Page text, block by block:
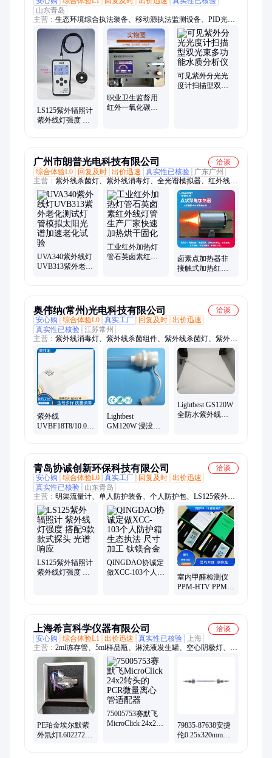
山东青岛
主营： 生态环境综合执法装备、移动源执法监测设备、PID光离
子检测仪、LS125紫外辐照计、单人防护装备、实验室分析仪
器、氢火焰离子化检测仪、个人防护包、便携式恶臭检测仪、手
持式林格曼黑度仪、移动执法箱、便携式粉尘检测仪、红外热成
像仪、管线探测仪定位仪、个人剂量报警仪、车用尿素检定仪、
应急防护包、手持热电风速仪、OBD诊断仪、工业内窥镜、车用
尾气分析仪、移动执法包、测距仪、职业卫生监督、多参数气体
检测仪、多参数水质分析仪
LS125紫外辐照计
紫外线灯强度 搭
职业卫生监督用
红外一氧化碳二
可见紫外分光光
度计扫描型双光
广州市朗普光电科技有限公司
洽谈
综合体验L0
回复及时 出价迅速 真实性已核验
广东广州
主营： 紫外线杀菌灯、紫外线消毒灯、全光谱模拟器、红外线加
热管、聚焦加热装置、红外线辐射器
UVA340紫外线灯
UVB313紫外老化
工业红外加热灯
管石英卤素红外
卤素点加热器非
接触式加热红外
奥伟纳(常州)光电科技有限公司
洽谈
安心购
综合体验L0 真实工厂 回复及时 出价迅速
真实性已核验 江苏常州
主营： 紫外线消毒灯、紫外线杀菌组件、紫外线杀菌灯、紫外线
低压汞齐灯、中压紫外线灯、.不锈钢紫外线杀菌器、浸没式紫
外线杀菌组件、杀菌消毒组件
紫外线
UVBF18T8/10.0全
Lightbest
GM120W 浸没式
Lightbest GS120W
全防水紫外线杀
青岛协诚创新环保科技有限公司
洽谈
安心购
综合体验L0 真实工厂 回复及时 出价迅速
真实性已核验
山东青岛
主营： 明渠流量计、单人防护装备、个人防护包、LS125紫外辐
照计、水样采样设备、多参数水质分析仪、噪声计/声级计、甲
醛检测仪、水质多参数分析仪、林格曼黑度仪、现场执法包、流
速仪、移动源执法设备、水质快检试剂包
LS125紫外辐照计
紫外线灯强度 搭
QINGDAO协诚定
做XCC-103个人防
室内甲醛检测仪
PPM-HTV PPM-
上海希言科学仪器有限公司
洽谈
安心购
综合体验L1 出价迅速 真实性已核验
上海
主营： 2ml冻存管、5ml样品瓶、淋洗液发生罐、空心阴极灯、八
联管、巴氏吸管、试剂槽、细胞过滤器、冷冻管、无粉乳胶手
套、移液器、离心管、丁腈手套、棕色冻存管、细胞培养锥形
瓶、移液管、冻存盒、2mL样品瓶、冻存管
PE珀金埃尔默紫
外氘灯L6022728
75005753赛默飞
MicroClick 24x2转
79835-87638安捷
伦0.25x320mm不